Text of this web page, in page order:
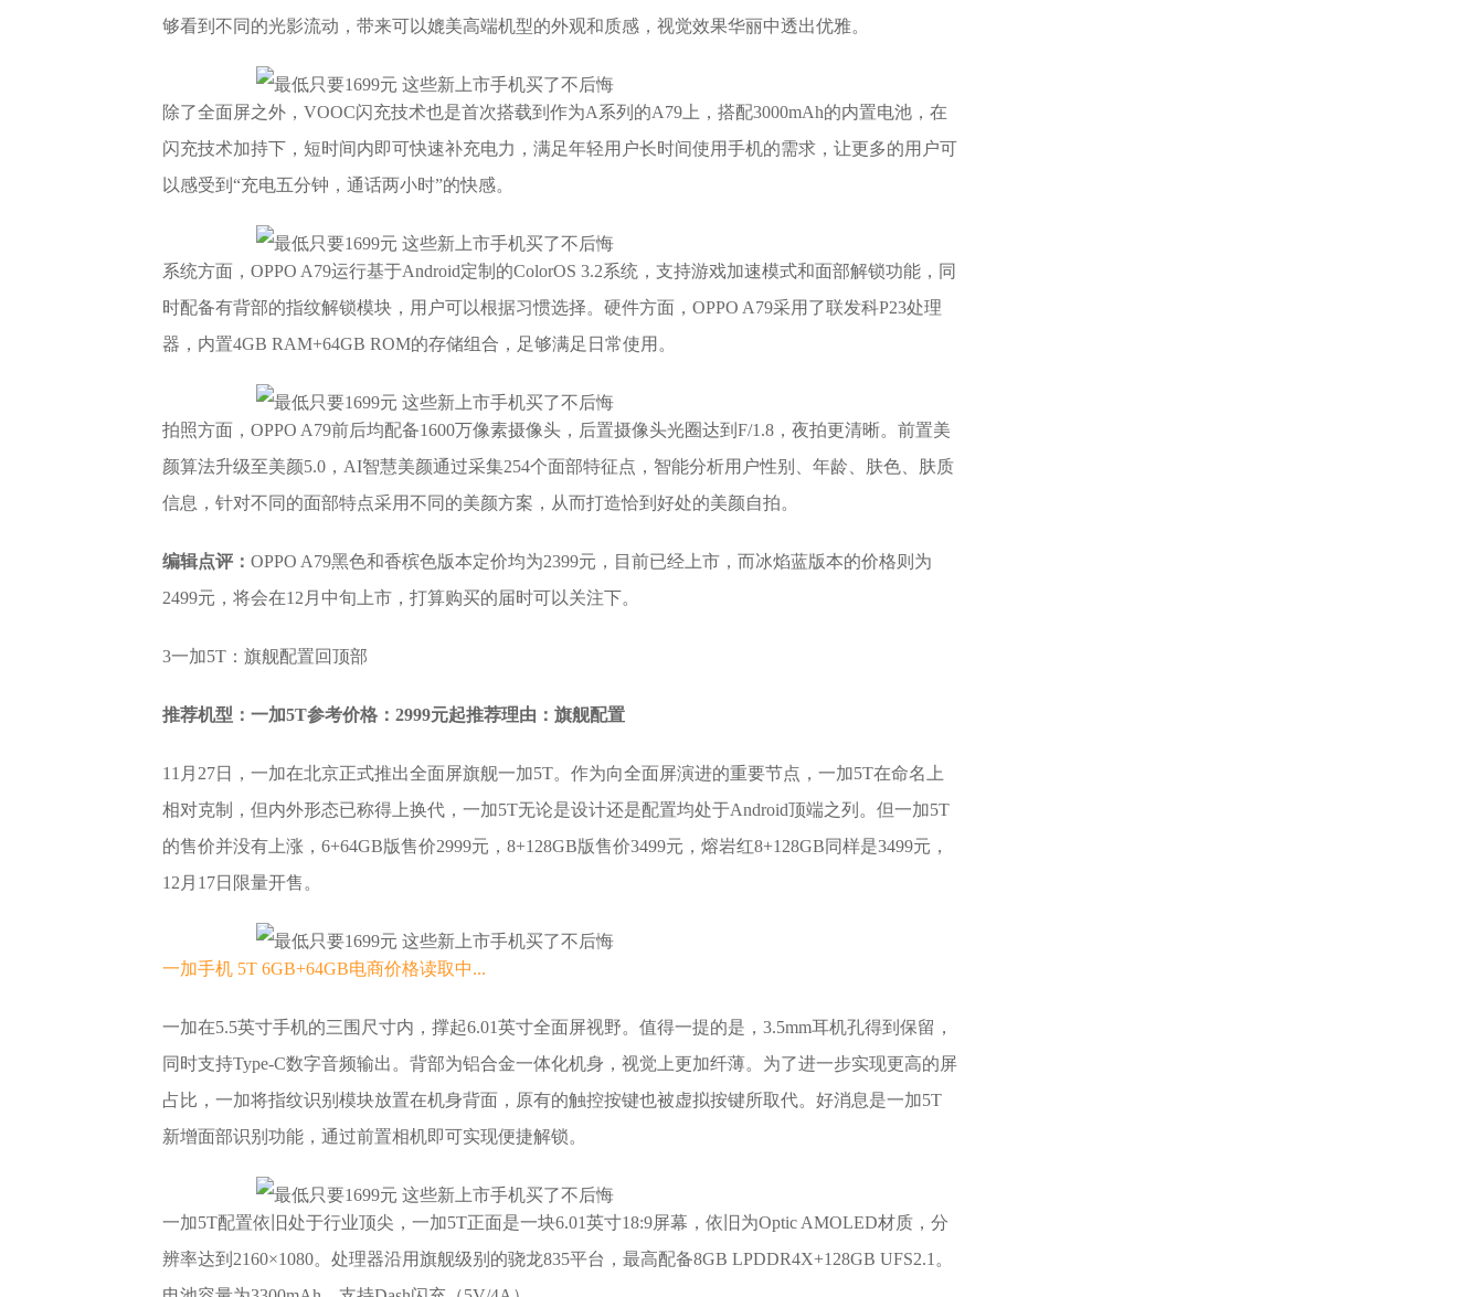
够看到不同的光影流动，带来可以媲美高端机型的外观和质感，视觉效果华丽中透出优雅。
除了全面屏之外，VOOC闪充技术也是首次搭载到作为A系列的A79上，搭配3000mAh的内置电池，在
闪充技术加持下，短时间内即可快速补充电力，满足年轻用户长时间使用手机的需求，让更多的用户可
以感受到“充电五分钟，通话两小时”的快感。
系统方面，OPPO A79运行基于Android定制的ColorOS 3.2系统，支持游戏加速模式和面部解锁功能，同
时配备有背部的指纹解锁模块，用户可以根据习惯选择。硬件方面，OPPO A79采用了联发科P23处理
器，内置4GB RAM+64GB ROM的存储组合，足够满足日常使用。
拍照方面，OPPO A79前后均配备1600万像素摄像头，后置摄像头光圈达到F/1.8，夜拍更清晰。前置美
颜算法升级至美颜5.0，AI智慧美颜通过采集254个面部特征点，智能分析用户性别、年龄、肤色、肤质
信息，针对不同的面部特点采用不同的美颜方案，从而打造恰到好处的美颜自拍。
编辑点评： OPPO A79黑色和香槟色版本定价均为2399元，目前已经上市，而冰焰蓝版本的价格则为
2499元，将会在12月中旬上市，打算购买的届时可以关注下。
3一加5T：旗舰配置回顶部
推荐机型：一加5T参考价格：2999元起推荐理由：旗舰配置
11月27日，一加在北京正式推出全面屏旗舰一加5T。作为向全面屏演进的重要节点，一加5T在命名上
相对克制，但内外形态已称得上换代，一加5T无论是设计还是配置均处于Android顶端之列。但一加5T
的售价并没有上涨，6+64GB版售价2999元，8+128GB版售价3499元，熔岩红8+128GB同样是3499元，
12月17日限量开售。
一加手机 5T 6GB+64GB电商价格读取中...
一加在5.5英寸手机的三围尺寸内，撑起6.01英寸全面屏视野。值得一提的是，3.5mm耳机孔得到保留，
同时支持Type-C数字音频输出。背部为铝合金一体化机身，视觉上更加纤薄。为了进一步实现更高的屏
占比，一加将指纹识别模块放置在机身背面，原有的触控按键也被虚拟按键所取代。好消息是一加5T
新增面部识别功能，通过前置相机即可实现便捷解锁。
一加5T配置依旧处于行业顶尖，一加5T正面是一块6.01英寸18:9屏幕，依旧为Optic AMOLED材质，分
辨率达到2160×1080。处理器沿用旗舰级别的骁龙835平台，最高配备8GB LPDDR4X+128GB UFS2.1。